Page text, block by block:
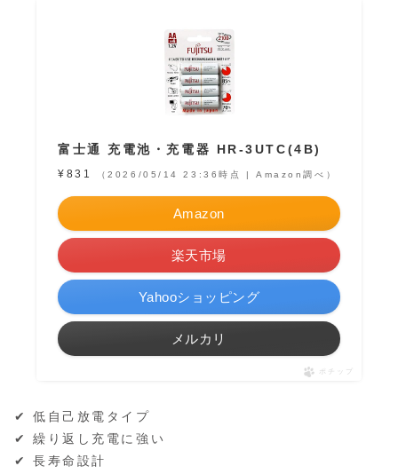
富士通 充電池・充電器 HR-3UTC(4B)
¥831 （2026/05/14 23:36時点 | Amazon調べ）
Amazon
楽天市場
Yahooショッピング
メルカリ
ポチップ
✔ 低自己放電タイプ
✔ 繰り返し充電に強い
✔ 長寿命設計